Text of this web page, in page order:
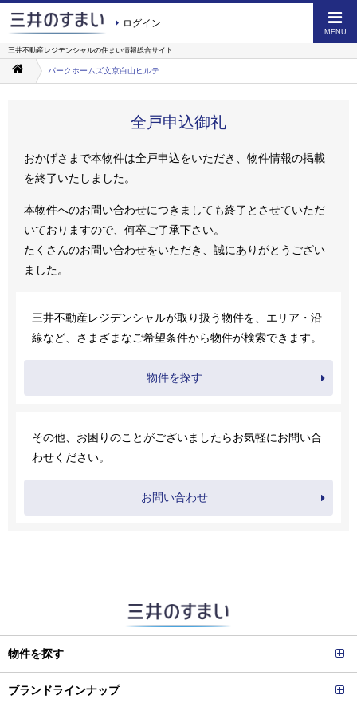
ログイン
MENU
三井不動産レジデンシャルの住まい情報総合サイト
全戸申込御礼
おかげさまで本物件は全戸申込をいただき、物件情報の掲載
を終了いたしました。
本物件へのお問い合わせにつきましても終了とさせていただ
いておりますので、何卒ご了承下さい。
たくさんのお問い合わせをいただき、誠にありがとうござい
ました。
三井不動産レジデンシャルが取り扱う物件を、エリア・沿
線など、さまざまなご希望条件から物件が検索できます。
物件を探す
その他、お困りのことがございましたらお気軽にお問い合
わせください。
お問い合わせ
物件を探す
ブランドラインナップ